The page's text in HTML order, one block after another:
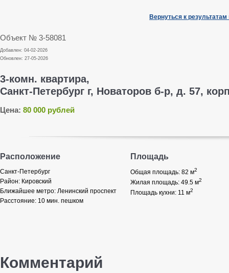
Вернуться к результатам
Объект № 3-58081
Добавлен: 04-02-2026
Обновлен: 27-05-2026
3-комн. квартира,
Санкт-Петербург г, Новаторов б-р, д. 57,
Цена: 80 000 рублей
Расположение
Санкт-Петербург
Район: Кировский
Ближайшее метро: Ленинский проспект
Расстояние: 10 мин. пешком
Площадь
Общая площадь: 82 м2
Жилая площадь: 49.5 м2
Площадь кухни: 11 м2
Комментарий